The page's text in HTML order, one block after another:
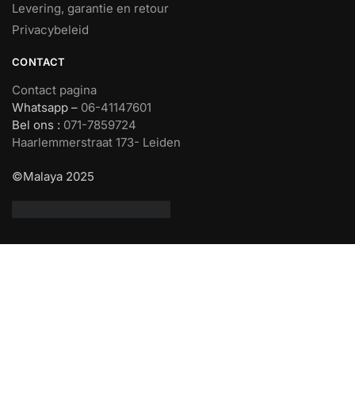
Levering, garantie en retour
Privacybeleid
CONTACT
Contact pagina
Whatsapp – 06-41147601
Bel ons : 071-7859724
Haarlemmerstraat 173- Leiden
©Malaya 2025